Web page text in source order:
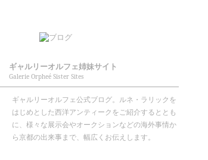
ギャルリーオルフェ姉妹サイト
Galerie Orpheé Sister Sites
ギャルリーオルフェ公式ブログ。ルネ・ラリックを
はじめとした西洋アンティークをご紹介するととも
に、様々な展示会やオークションなどの海外事情か
ら京都の出来事まで、幅広くお伝えします。